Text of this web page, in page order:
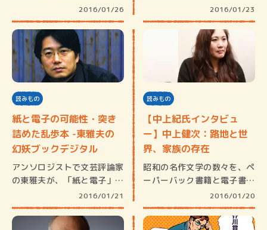
2016/01/26 2016/01/23
読みもの
紙と電子の可能性・突き
詰めた乱歩本 -東雅夫の
幻妖ブックデジタル
アンソロジストで文芸評論家
の東雅夫が、「紙と電子」の
2016/01/21
読みもの
【中上紀氏インタビュ
ー】中上健次：路地と世
界、家族の存在
昭和の名作文学の数々を、ペ
ーパーバック書籍と電子書籍
2016/01/20